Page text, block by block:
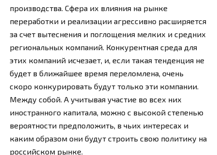
производства. Сфера их влияния на рынке
переработки и реализации агрессивно расширяется
за счет вытеснения и поглощения мелких и средних
региональных компаний. Конкурентная среда для
этих компаний исчезает, и, если такая тенденция не
будет в ближайшее время переломлена, очень
скоро конкурировать будут только эти компании.
Между собой. А учитывая участие во всех них
иностранного капитала, можно с высокой степенью
вероятности предположить, в чьих интересах и
каким образом они будут строить свою политику на
российском рынке.